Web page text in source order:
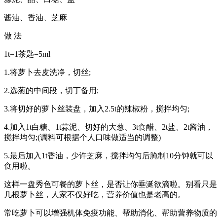
酱油、香油、芝麻
做 法
1t=1茶匙=5ml
1.将萝卜去皮洗净，切丝;
2.选葱的中间段，切丁备用;
3.将切好的萝卜丝装盘，加入2.5t的辣椒粉，搅拌均匀;
4.加入1t白糖、1t蒜泥、切好的大葱、3t食醋、2t盐、2t酱油，
搅拌均匀;(调料可根据个人口味做适当的调整)
5.最后加入1t香油，少许芝麻，搅拌均匀后腌制10分钟就可以
食用啦。
这样一盘秀色可餐的萝卜丝，是否让你垂涎欲滴啦。别看只是
几根萝卜丝，人家不仅好吃，营养价值也是老高的。
常吃萝卜可以增强机体免疫功能、帮助消化、帮助营养物质的